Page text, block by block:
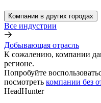
Компании в других городах
Все индустрии
Добывающая отрасль
К сожалению, компании
регионе.
Попробуйте
посмотреть компании без
HeadHunter